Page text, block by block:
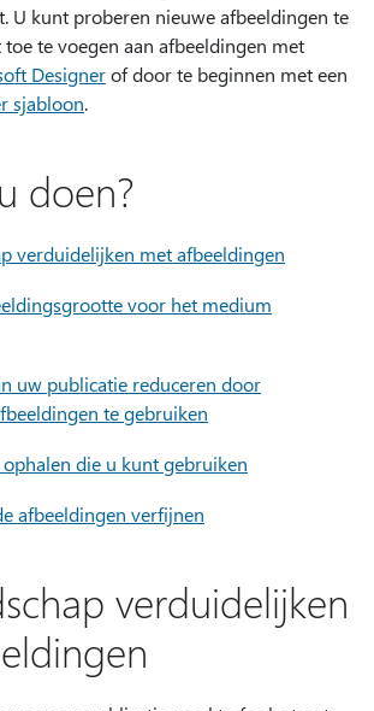
U kunt proberen nieuwe afbeeldingen te
te voegen aan afbeeldingen met
Designerof door te beginnen met een
sjabloon.
doen?
verduidelijken met afbeeldingen
voor het medium
uw publicatie reduceren door
te gebruiken
die u kunt gebruiken
afbeeldingen verfijnen
verduidelijken